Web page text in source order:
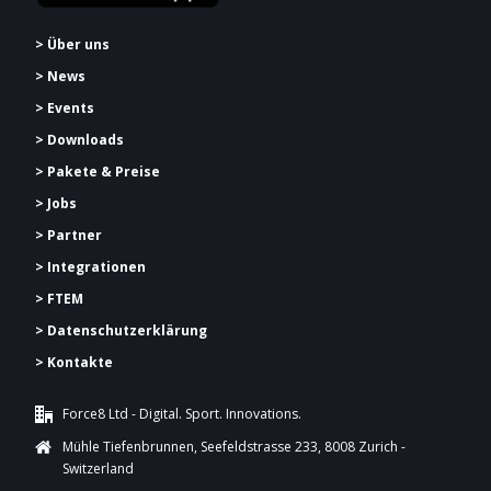
> Über uns
> News
> Events
> Downloads
> Pakete & Preise
> Jobs
> Partner
> Integrationen
> FTEM
> Datenschutzerklärung
> Kontakte
Force8 Ltd - Digital. Sport. Innovations.
Mühle Tiefenbrunnen, Seefeldstrasse 233, 8008 Zurich -
Switzerland